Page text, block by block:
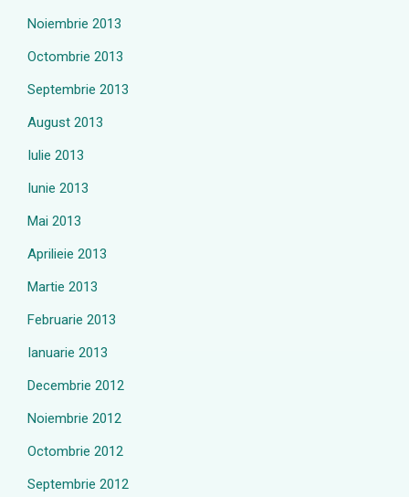
Noiembrie 2013
Octombrie 2013
Septembrie 2013
August 2013
Iulie 2013
Iunie 2013
Mai 2013
Aprilieie 2013
Martie 2013
Februarie 2013
Ianuarie 2013
Decembrie 2012
Noiembrie 2012
Octombrie 2012
Septembrie 2012